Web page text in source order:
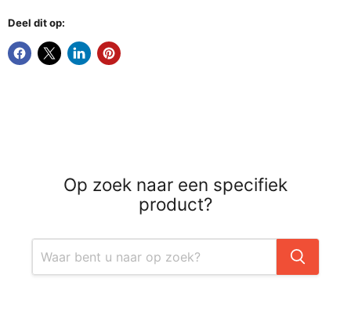
Deel dit op:
Op zoek naar een specifiek
product?